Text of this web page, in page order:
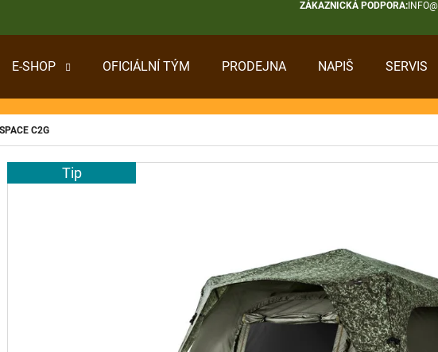
ZÁKAZNICKÁ PODPORA:
E-SHOP OFICIÁLNÍ TÝM PRODEJNA NAPIŠ SERVIS
C2G
Tip
POTŘEBUJETE NAJÍT?
HLEDAT